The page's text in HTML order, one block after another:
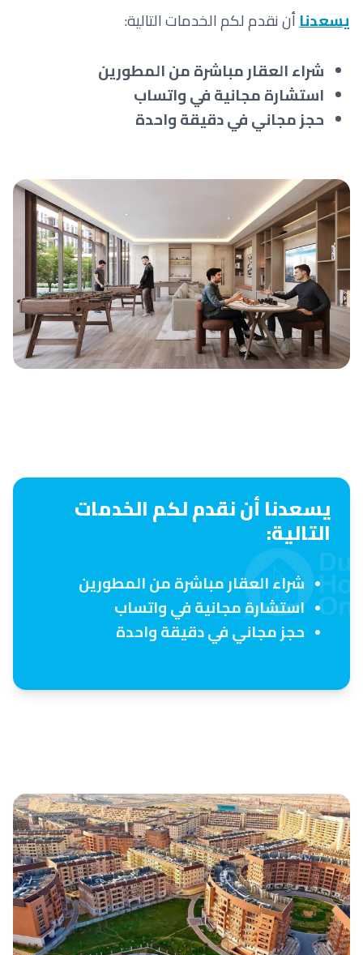
يسعدناأن نقدم لكم الخدمات التالية:
شراء العقار مباشرة من المطورين
استشارة مجانية في واتساب
حجز مجاني في دقيقة واحدة
يسعدنا أن نقدم لكم الخدمات
التالية:
شراء العقار مباشرة من المطورين
استشارة مجانية في واتساب
حجز مجاني في دقيقة واحدة